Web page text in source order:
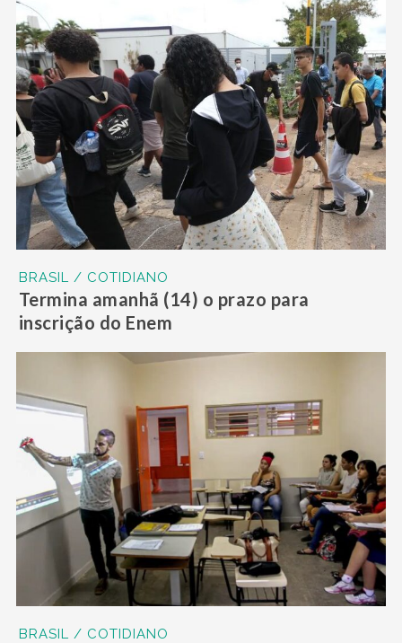
BRASIL / COTIDIANO
Termina amanhã (14) o prazo para
inscrição do Enem
BRASIL / COTIDIANO